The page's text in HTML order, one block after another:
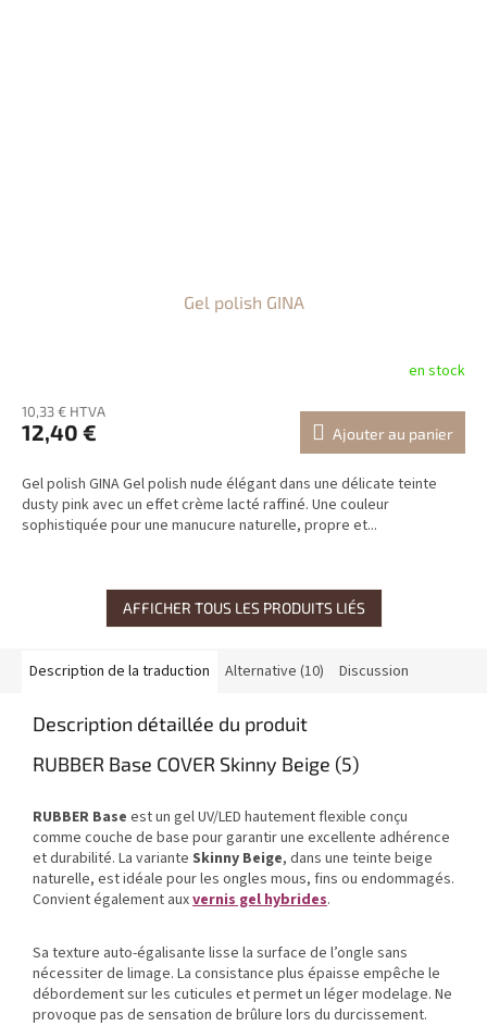
Gel polish GINA
en stock
10,33 € HTVA
12,40 € Ajouter au panier
Gel polish GINA Gel polish nude élégant dans une délicate teinte
dusty pink avec un effet crème lacté raffiné. Une couleur
sophistiquée pour une manucure naturelle, propre et...
AFFICHER TOUS LES PRODUITS LIÉS
Description de la traduction Alternative (10) Discussion
Description détaillée du produit
RUBBER Base COVER Skinny Beige (5)
RUBBER Base est un gel UV/LED hautement flexible conçu
comme couche de base pour garantir une excellente adhérence
et durabilité. La variante Skinny Beige, dans une teinte beige
naturelle, est idéale pour les ongles mous, fins ou endommagés.
Convient également auxvernis gel hybrides.
Sa texture auto-égalisante lisse la surface de l’ongle sans
nécessiter de limage. La consistance plus épaisse empêche le
débordement sur les cuticules et permet un léger modelage. Ne
provoque pas de sensation de brûlure lors du durcissement.